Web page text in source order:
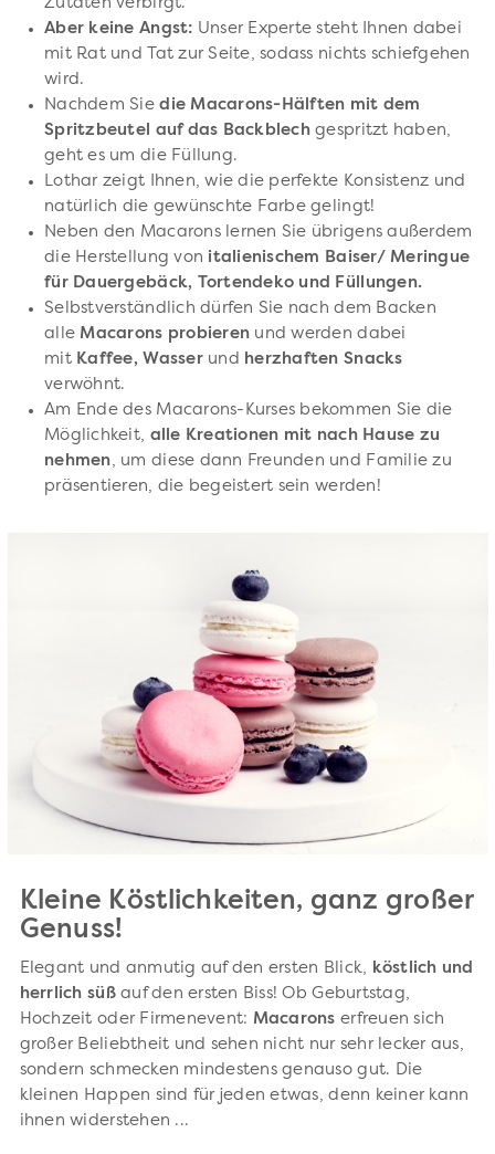
Zutaten verbirgt.
Aber keine Angst: Unser Experte steht Ihnen dabei
mit Rat und Tat zur Seite, sodass nichts schiefgehen
wird.
Nachdem Siedie Macarons-Hälften mit dem
Spritzbeutel auf das Backblechgespritzt haben,
geht es um die Füllung.
Lothar zeigt Ihnen, wie die perfekte Konsistenz und
natürlich die gewünschte Farbe gelingt!
Neben den Macarons lernen Sie übrigens außerdem
die Herstellung von italienischem Baiser/ Meringue
für Dauergebäck, Tortendeko und Füllungen.
Selbstverständlich dürfen Sie nach dem Backen
alle Macarons probieren und werden dabei
mitKaffee, Wasserund herzhaften Snacks
verwöhnt.
Am Ende des Macarons-Kurses bekommen Sie die
Möglichkeit, alle Kreationen mit nach Hause zu
nehmen, um diese dann Freunden und Familie zu
präsentieren, die begeistert sein werden!
Kleine Köstlichkeiten, ganz großer
Genuss!
Elegant und anmutig auf den ersten Blick, köstlich und
herrlich süßauf den ersten Biss! Ob Geburtstag,
Hochzeit oder Firmenevent: Macarons erfreuen sich
großer Beliebtheit und sehen nicht nur sehr lecker aus,
sondern schmecken mindestens genauso gut. Die
kleinen Happen sind für jeden etwas, denn keiner kann
ihnen widerstehen ...